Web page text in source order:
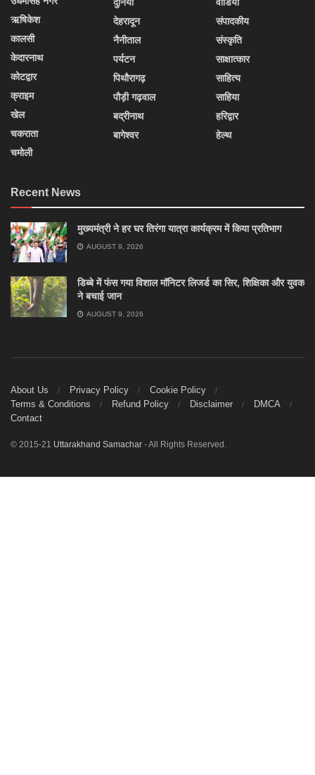
ऋषिकेश
कालसी
केदारनाथ
कोटद्वार
क्राइम
खेल
चकराता
चमोली
दुनिया
देहरादून
नैनीताल
पर्यटन
पिथौरागढ़
पौड़ी गढ़वाल
बद्रीनाथ
बागेश्वर
वीडियो
संपादकीय
संस्कृति
साक्षात्कार
साहित्य
साहिया
हरिद्वार
हेल्थ
Recent News
मुख्यमंत्री ने हर घर तिरंगा यात्रा कार्यक्रम में किया प्रतिभाग
AUGUST 9, 2026
डिब्बे में फंस गया विशाल मॉनिटर लिजर्ड का सिर, शिक्षिका और युवक
ने बचाई जान
AUGUST 9, 2026
About Us Privacy Policy
Cookie Policy
Terms & Conditions
Refund Policy Disclaimer
DMCA
Contact
© 2015-21 Uttarakhand Samachar - All Rights Reserved.